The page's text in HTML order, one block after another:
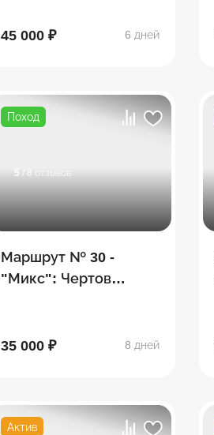
термальные
45 000 ₽ 6 дней
Поход
5 / 8 отзывов
Маршрут № 30 -
"Микс": Чертов
перевал, водопады
35 000 ₽ 8 дней
Актив